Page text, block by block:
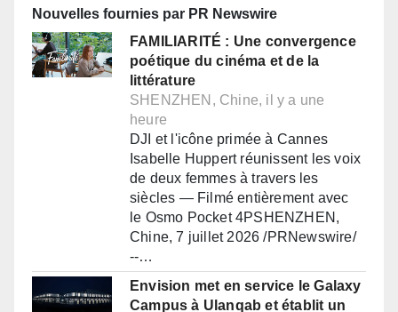
Nouvelles fournies par PR Newswire
FAMILIARITÉ : Une convergence
poétique du cinéma et de la
littérature
SHENZHEN, Chine, il y a une
heure
DJI et l'icône primée à Cannes
Isabelle Huppert réunissent les voix
de deux femmes à travers les
siècles — Filmé entièrement avec
le Osmo Pocket 4PSHENZHEN,
Chine, 7 juillet 2026 /PRNewswire/
--…
Envision met en service le Galaxy
Campus à Ulanqab et établit un